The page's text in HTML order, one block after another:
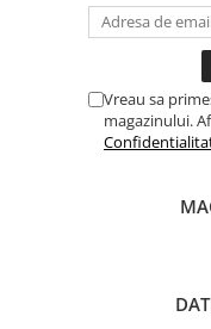
Vreau sa
magazinului.